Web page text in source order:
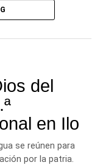
para generar un
la fe en las
del
en Ilo
se reúnen para
por la patria.